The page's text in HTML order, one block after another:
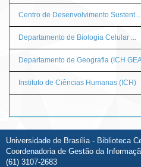
Centro de Desenvolvimento Sustent...
Departamento de Biologia Celular ...
Departamento de Geografia (ICH
Instituto de Ciências Humanas (ICH)
Universidade de Brasília - Biblioteca
Coordenadoria de Gestão da
(61) 3107-2683